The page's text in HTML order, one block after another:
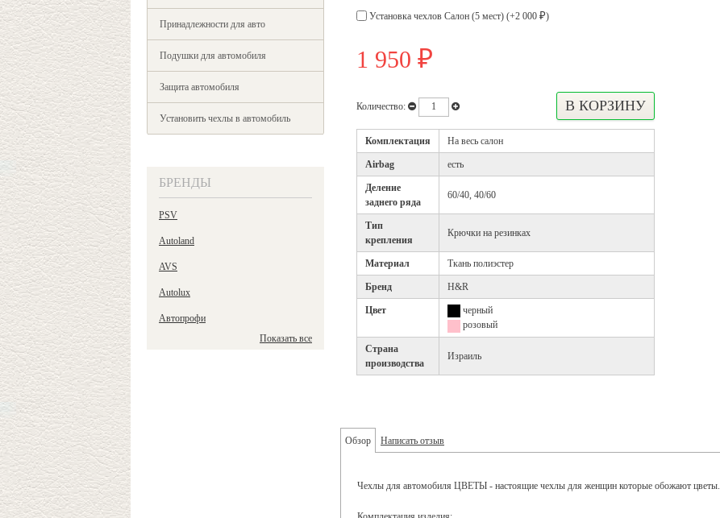
Принадлежности для авто
Подушки для автомобиля
Защита автомобиля
Установить чехлы в автомобиль
БРЕНДЫ
PSV
Autoland
AVS
Autolux
Автопрофи
Показать все
Установка чехлов Салон (5 мест) (+2 000 ₽)
1 950 ₽
Количество:
Комплектация На весь салон
Airbag есть
Деление
заднего ряда
60/40, 40/60
Тип
крепления
Крючки на резинках
Материал Ткань полиэстер
Бренд H&R
Цвет
черный
розовый
Страна
производства
Израиль
Обзор Написать отзыв
Чехлы для автомобиля ЦВЕТЫ - настоящие чехлы для женщин которые обожают цветы.